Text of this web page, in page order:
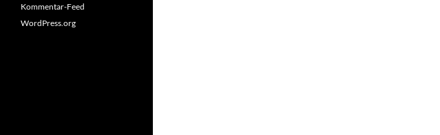
Kommentar-Feed
WordPress.org